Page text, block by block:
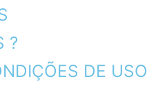
?
DE USO